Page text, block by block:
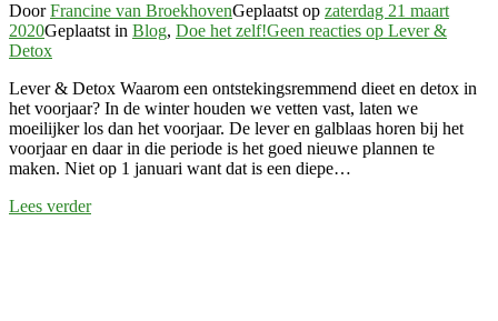
DoorFrancine van BroekhovenGeplaatst op zaterdag 21 maart
2020Geplaatst in Blog, Doe het zelf!Geen reacties op Lever &
Detox
Lever & Detox Waarom een ontstekingsremmend dieet en detox in
het voorjaar? In de winter houden we vetten vast, laten we
moeilijker los dan het voorjaar. De lever en galblaas horen bij het
voorjaar en daar in die periode is het goed nieuwe plannen te
maken. Niet op 1 januari want dat is een diepe…
Lees verder